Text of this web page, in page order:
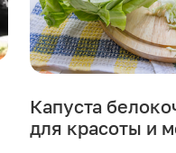
Капуста
для красоты и